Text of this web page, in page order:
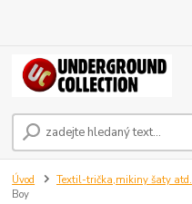
Úvod Textil-trička,mikiny šaty atd.
Boy